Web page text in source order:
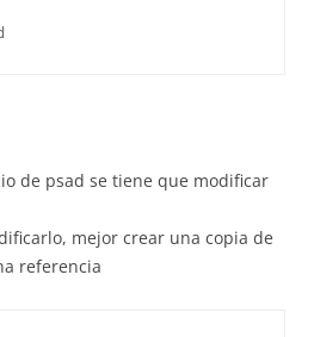
de psad se tiene que modificar
mejor crear una copia de
referencia